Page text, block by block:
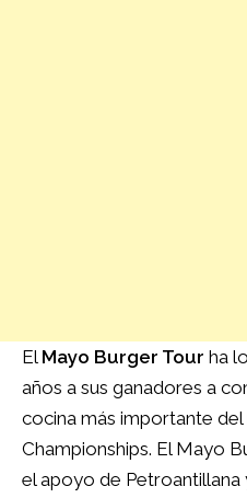
El Mayo Burger Tour ha
años a sus ganadores a
cocina más importante
Championships. El Mayo
el apoyo de